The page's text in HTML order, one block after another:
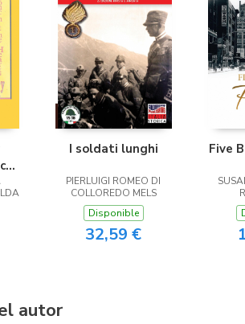
I soldati lunghi
PIERLUIGI ROMEO DI
COLLOREDO MELS
Disponible
32,59 €
Five
autor